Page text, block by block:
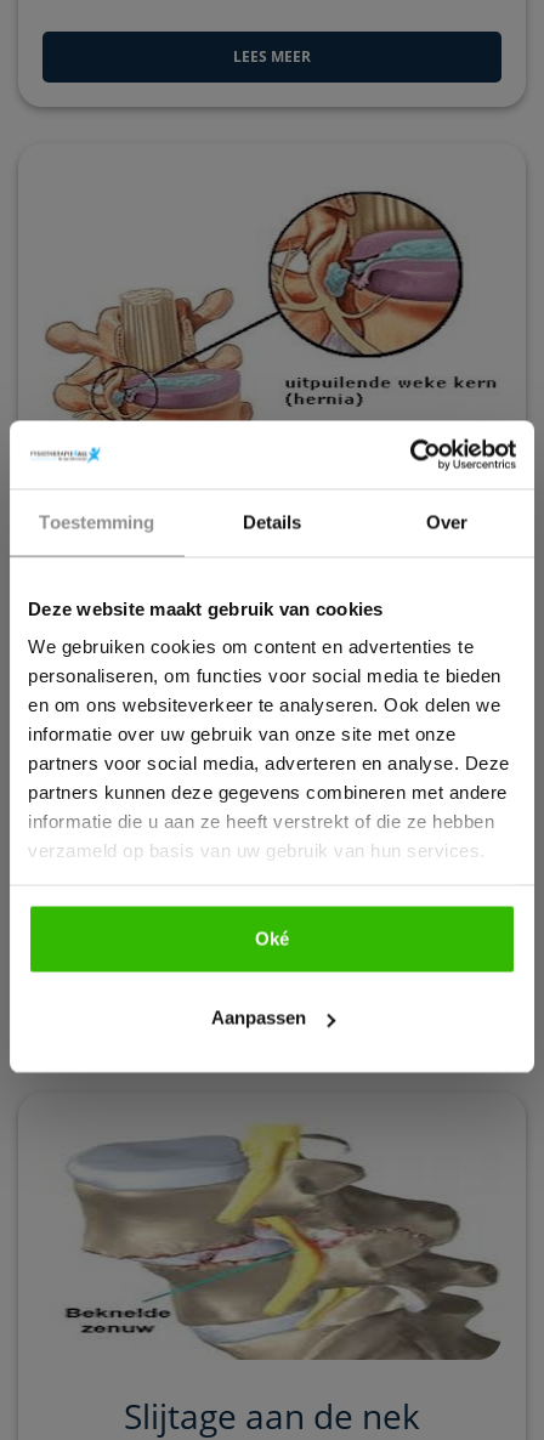
Toestemming Details Over
Deze website maakt gebruik van cookies
We gebruiken cookies om content en advertenties te
personaliseren, om functies voor social media te bieden
en om ons websiteverkeer te analyseren. Ook delen we
informatie over uw gebruik van onze site met onze
partners voor social media, adverteren en analyse. Deze
partners kunnen deze gegevens combineren met andere
informatie die u aan ze heeft verstrekt of die ze hebben
verzameld op basis van uw gebruik van hun services.
Oké
Aanpassen
LEES MEER
hernia)
Tegenwoordig zitten we (bijna) elke dag met een
verkeerde houding of gebogen nek achter de
computer, tablet of smartphone. Meestal gaat
een lange tijd goed, maar op een gegeven
moment krijgen we last van de nek. Dit is niet
goed! Bij personen die een nekhernia hebben zal
deze pijn heviger zijn. Dit maakt een hernia een
beperkt in het uitvoeren van bepaalde
handelingen.
Slijtage aan de nek
Wil jij ook een pijnvrij leven?
Download hieronder dan gratis ons e-book!
Bekijk e-book